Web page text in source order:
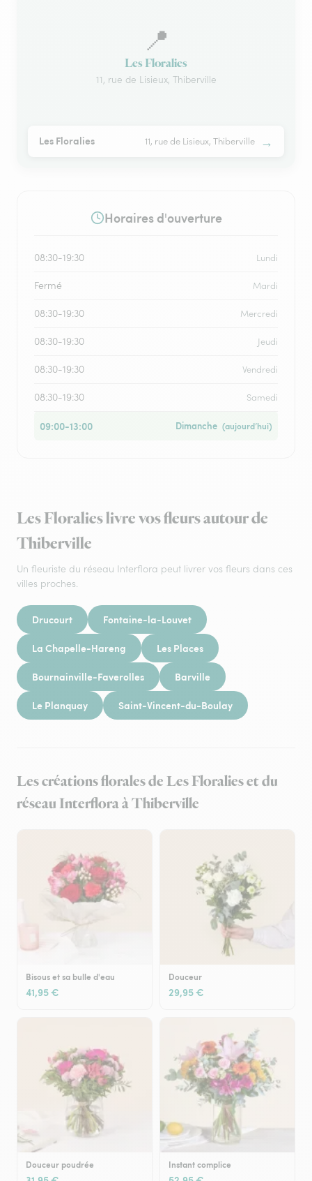
📍
Les Floralies
11, rue de Lisieux, Thiberville
Les Floralies 11, rue de Lisieux, Thiberville →
Horaires d'ouverture
08:30-19:30 Lundi
Fermé Mardi
08:30-19:30 Mercredi
08:30-19:30 Jeudi
08:30-19:30 Vendredi
08:30-19:30 Samedi
09:00-13:00 Dimanche (aujourd’hui)
Les Floralies livre vos fleurs autour de
Thiberville
Un fleuriste du réseau Interflora peut livrer vos fleurs dans ces
villes proches.
Drucourt Fontaine-la-Louvet
La Chapelle-Hareng Les Places
Bournainville-Faverolles Barville
Le Planquay Saint-Vincent-du-Boulay
Les créations florales de Les Floralies et du
réseau Interflora à Thiberville
Bisous et sa bulle d'eau
41,95 €
Douceur
29,95 €
Douceur poudrée Instant complice